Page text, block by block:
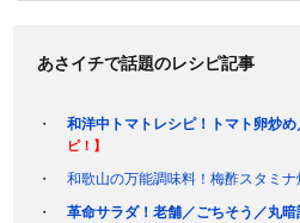
あさイチで話題のレシピ記事
和洋中トマトレシピ！トマト卵炒
ピ！】
和歌山の万能調味料！梅酢スタミナ
革命サラダ！老舗／ごちそう／丸